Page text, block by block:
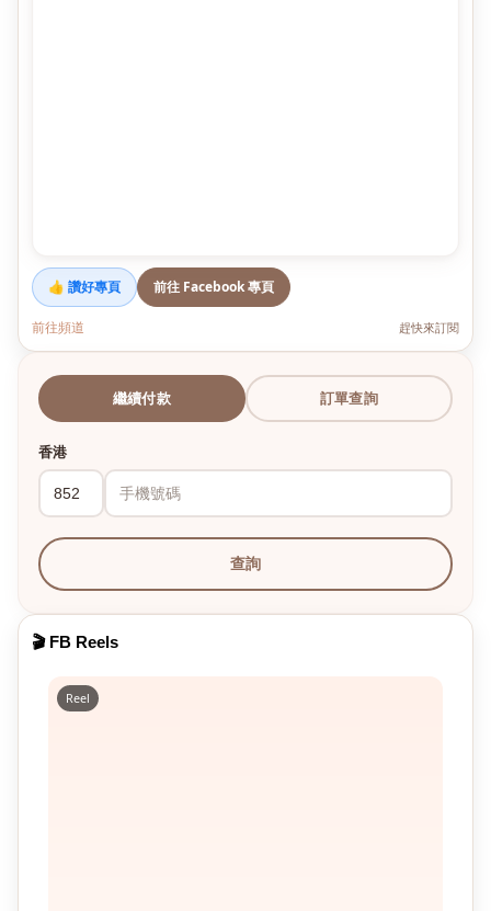
👍 讚好專頁 前往 Facebook 專頁
前往頻道 趕快來訂閱
繼續付款 訂單查詢
香港
查詢
🎬 FB Reels
Reel